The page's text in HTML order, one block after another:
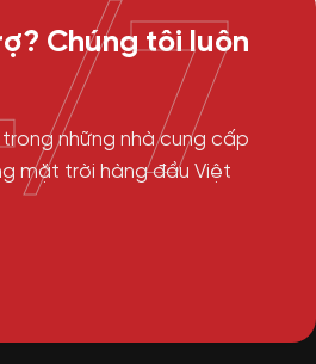
Chúng tôi luôn
những nhà cung cấp
mặt trời hàng đầu Việt
7